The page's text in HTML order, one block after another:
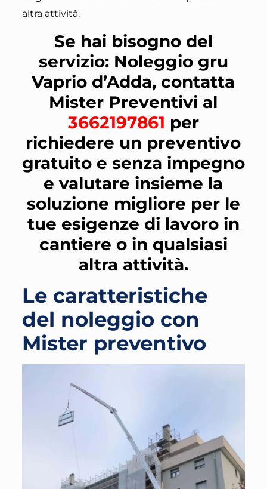
altra attività.
Se hai bisogno del
servizio: Noleggio gru
Vaprio d’Adda, contatta
Mister Preventivi al
3662197861 per
richiedere un preventivo
gratuito e senza impegno
e valutare insieme la
soluzione migliore per le
tue esigenze di lavoro in
cantiere o in qualsiasi
altra attività.
Le caratteristiche
del noleggio con
Mister preventivo